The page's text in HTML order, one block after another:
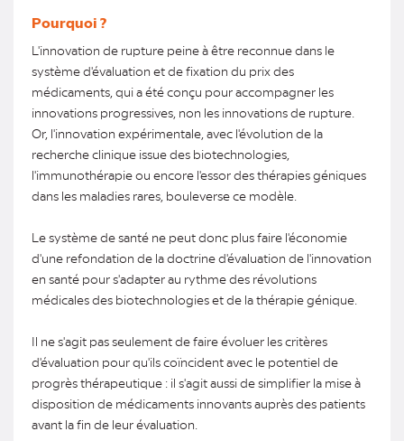
Pourquoi ?
L'innovation de rupture peine à être reconnue dans le
système d'évaluation et de fixation du prix des
médicaments, qui a été conçu pour accompagner les
innovations progressives, non les innovations de rupture.
Or, l'innovation expérimentale, avec l'évolution de la
recherche clinique issue des biotechnologies,
l'immunothérapie ou encore l'essor des thérapies géniques
dans les maladies rares, bouleverse ce modèle.
Le système de santé ne peut donc plus faire l'économie
d'une refondation de la doctrine d'évaluation de l'innovation
en santé pour s'adapter au rythme des révolutions
médicales des biotechnologies et de la thérapie génique.
Il ne s'agit pas seulement de faire évoluer les critères
d'évaluation pour qu'ils coïncident avec le potentiel de
progrès thérapeutique : il s'agit aussi de simplifier la mise à
disposition de médicaments innovants auprès des patients
avant la fin de leur évaluation.